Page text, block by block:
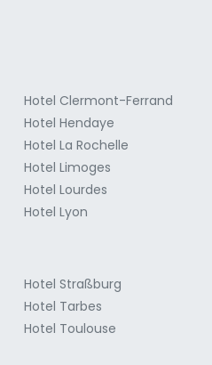
Hotel Clermont-Ferrand
Hotel Hendaye
Hotel La Rochelle
Hotel Limoges
Hotel Lourdes
Hotel Lyon
Hotel Straßburg
Hotel Tarbes
Hotel Toulouse